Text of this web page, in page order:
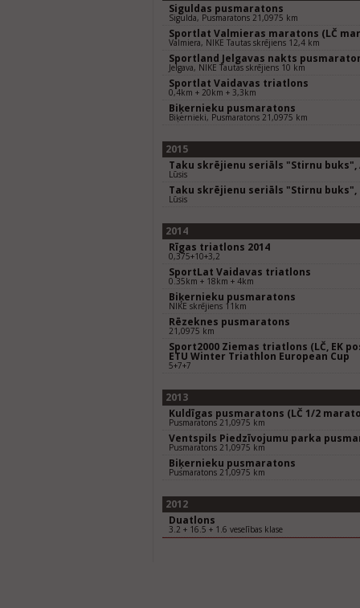
Siguldas pusmaratons
Sigulda, Pusmaratons 21,0975 km
Sportlat Valmieras maratons (LČ
Valmiera, NIKE Tautas skrējiens 12,4 km
Sportland Jelgavas nakts
Jelgava, NIKE Tautas skrējiens 10 km
Sportlat Vaidavas triatlons
0,4km + 20km + 3,3km
Biķernieku pusmaratons
Biķernieki, Pusmaratons 21,0975 km
2015
Taku skrējienu seriāls "Stirnu buks",
Lūsis
Taku skrējienu seriāls "Stirnu buks",
Lūsis
2014
Rīgas triatlons 2014
0,375+10+3,2
SportLat Vaidavas triatlons
0.35km + 18km + 4km
Biķernieku pusmaratons
NIKE skrējiens 11km
Rēzeknes pusmaratons
21,0975 km
Sport2000 Ziemas triatlons (LČ, EK
ETU Winter Triathlon European Cup
5+7+7
2013
Kuldīgas pusmaratons (LČ 1/2
Pusmaratons 21,0975 km
Ventspils Piedzīvojumu parka
Pusmaratons 21,0975 km
Biķernieku pusmaratons
Pusmaratons 21,0975 km
2012
Duatlons
3.2 + 16.5 + 1.6 veselības klase